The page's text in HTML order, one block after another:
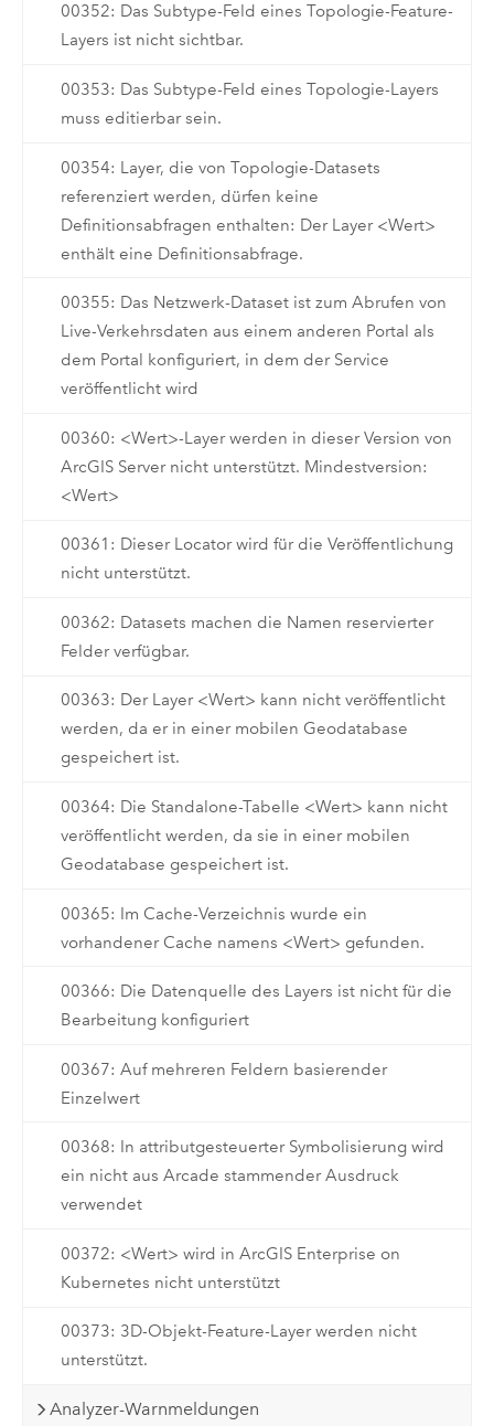
00352: Das Subtype-Feld eines Topologie-Feature-
Layers ist nicht sichtbar.
00353: Das Subtype-Feld eines Topologie-Layers
muss editierbar sein.
00354: Layer, die von Topologie-Datasets
referenziert werden, dürfen keine
Definitionsabfragen enthalten: Der Layer <Wert>
enthält eine Definitionsabfrage.
00355: Das Netzwerk-Dataset ist zum Abrufen von
Live-Verkehrsdaten aus einem anderen Portal als
dem Portal konfiguriert, in dem der Service
veröffentlicht wird
00360: <Wert>-Layer werden in dieser Version von
ArcGIS Server nicht unterstützt. Mindestversion:
<Wert>
00361: Dieser Locator wird für die Veröffentlichung
nicht unterstützt.
00362: Datasets machen die Namen reservierter
Felder verfügbar.
00363: Der Layer <Wert> kann nicht veröffentlicht
werden, da er in einer mobilen Geodatabase
gespeichert ist.
00364: Die Standalone-Tabelle <Wert> kann nicht
veröffentlicht werden, da sie in einer mobilen
Geodatabase gespeichert ist.
00365: Im Cache-Verzeichnis wurde ein
vorhandener Cache namens <Wert> gefunden.
00366: Die Datenquelle des Layers ist nicht für die
Bearbeitung konfiguriert
00367: Auf mehreren Feldern basierender
Einzelwert
00368: In attributgesteuerter Symbolisierung wird
ein nicht aus Arcade stammender Ausdruck
verwendet
00372: <Wert> wird in ArcGIS Enterprise on
Kubernetes nicht unterstützt
00373: 3D-Objekt-Feature-Layer werden nicht
unterstützt.
Analyzer-Warnmeldungen